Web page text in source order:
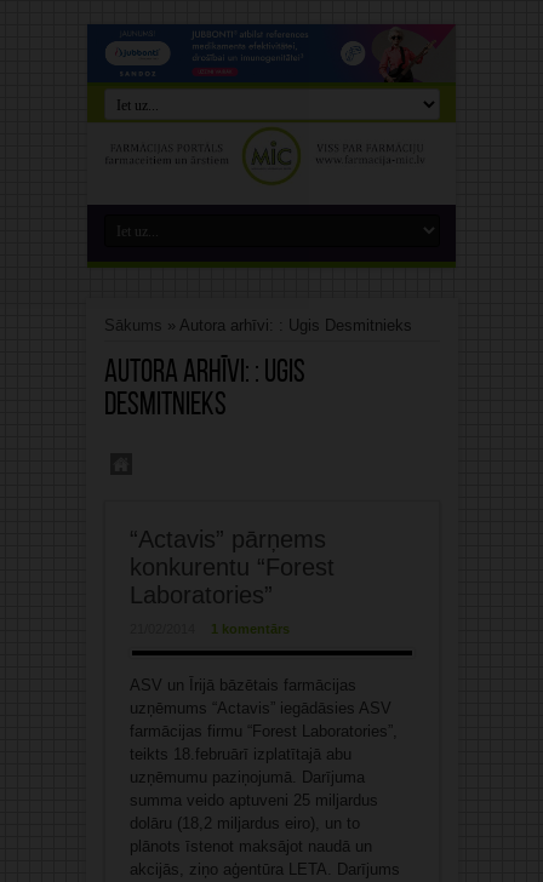
Sākums » Autora arhīvi: : Ugis Desmitnieks
Autora arhīvi: : Ugis
Desmitnieks
“Actavis” pārņems
konkurentu “Forest
Laboratories”
1 komentārs
ASV un Īrijā bāzētais farmācijas
uzņēmums “Actavis” iegādāsies ASV
farmācijas firmu “Forest Laboratories”,
teikts 18.februārī izplatītajā abu
uzņēmumu paziņojumā. Darījuma
summa veido aptuveni 25 miljardus
dolāru (18,2 miljardus eiro), un to
plānots īstenot maksājot naudā un
akcijās, ziņo aģentūra LETA. Darījums